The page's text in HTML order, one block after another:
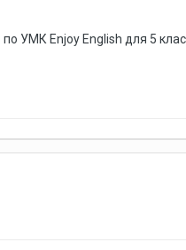
УМК Enjoy English для 5